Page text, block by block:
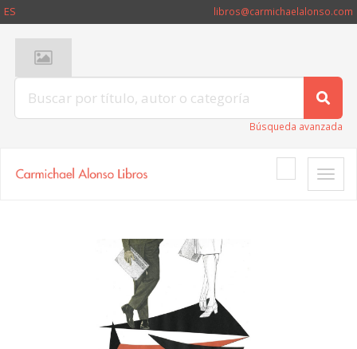
ES libros@carmichaelalonso.com
Búsqueda avanzada
Toggle